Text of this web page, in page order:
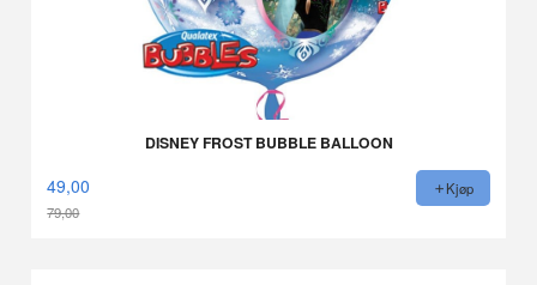
DISNEY FROST BUBBLE BALLOON
49,00
79,00
Kjøp